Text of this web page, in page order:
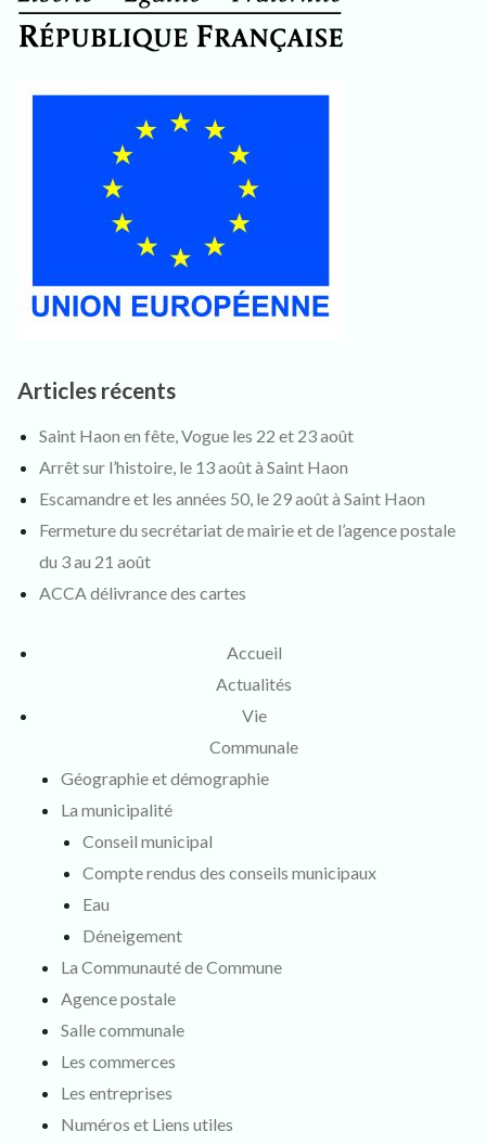
Articles récents
Saint Haon en fête, Vogue les 22 et 23 août
Arrêt sur l’histoire, le 13 août à Saint Haon
Escamandre et les années 50, le 29 août à Saint Haon
Fermeture du secrétariat de mairie et de l’agence postale
du 3 au 21 août
ACCA délivrance des cartes
Accueil
Actualités
Vie
Communale
Géographie et démographie
La municipalité
Conseil municipal
Compte rendus des conseils municipaux
Eau
Déneigement
La Communauté de Commune
Agence postale
Salle communale
Les commerces
Les entreprises
Numéros et Liens utiles